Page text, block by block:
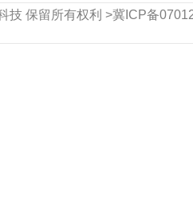
技 保留所有权利 >冀ICP备